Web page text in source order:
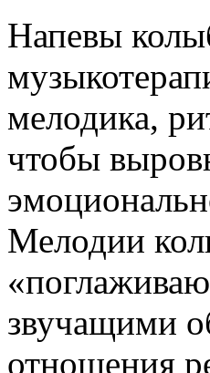
Напевы
мелодика,
чтобы
Мелодии
звучащими
отношения